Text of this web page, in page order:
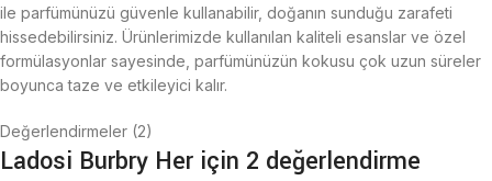
ile parfümünüzü güvenle kullanabilir, doğanın sunduğu zarafeti
hissedebilirsiniz. Ürünlerimizde kullanılan kaliteli esanslar ve özel
formülasyonlar sayesinde, parfümünüzün kokusu çok uzun süreler
boyunca taze ve etkileyici kalır.
Değerlendirmeler (2)
Ladosi Burbry Her için 2 değerlendirme